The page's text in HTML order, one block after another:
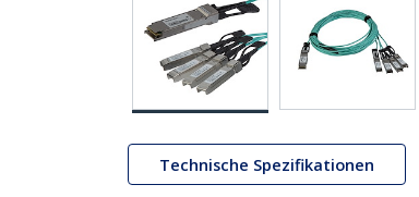
Technische Spezifikationen